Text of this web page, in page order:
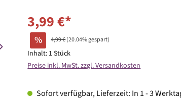
3,99 €*
% 4,99 €(20.04% gespart)
Inhalt: 1 Stück
Preise inkl. MwSt. zzgl. Versandkosten
Sofort verfügbar, Lieferzeit: In 1 - 3